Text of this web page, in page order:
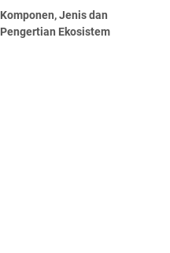
Komponen, Jenis dan
Pengertian Ekosistem